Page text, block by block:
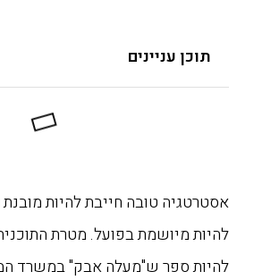
תוכן עניינים
אסטרטגיה טובה חייבת להיות
להיות ‏מיושמת בפועל. מטרת
להיות ספר ש"מעלה אבק" במשרד